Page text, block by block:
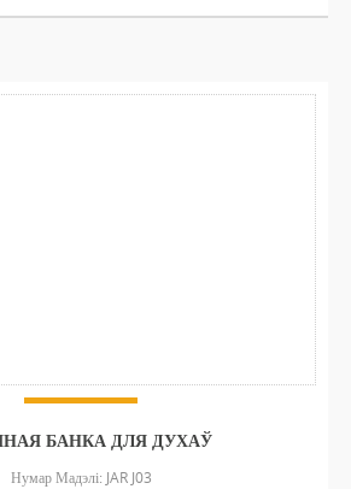
БАНКА ДЛЯ ДУХАЎ
Нумар Мадэлі: JAR J03